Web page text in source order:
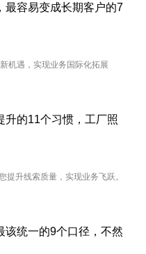
最容易变成长期客户的7
机遇，实现业务国际化拓展
升的11个习惯，工厂照
升线索质量，实现业务飞跃。
该统一的9个口径，不然